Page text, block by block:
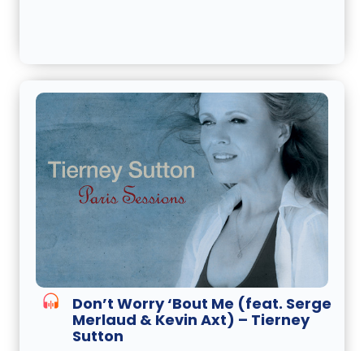
Don’t Worry ‘Bout Me (feat. Serge
Merlaud & Kevin Axt) – Tierney
Sutton